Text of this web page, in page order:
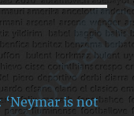
‘Neymar is not